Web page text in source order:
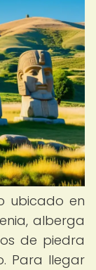
ubicado en
alberga
de piedra
Para llegar